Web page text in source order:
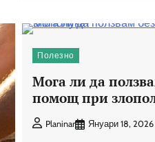
Полезно
Мога ли да
помощ при
Planinar Януари 18, 2026